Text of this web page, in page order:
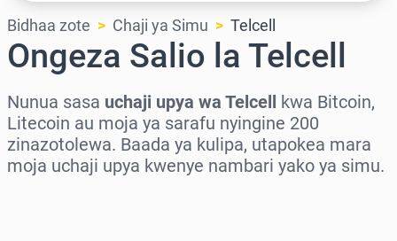
Bidhaa zote Chaji ya Simu Telcell
Ongeza Salio la Telcell
Nunua sasa uchaji upya wa Telcell
kwa Bitcoin,
Litecoin au moja ya sarafu nyingine 200
zinazotolewa. Baada ya kulipa, utapokea mara
moja uchaji upya kwenye nambari yako ya simu.